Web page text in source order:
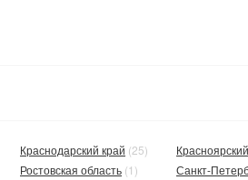
Краснодарский край (25)
Ростовская область (1)
Санкт-